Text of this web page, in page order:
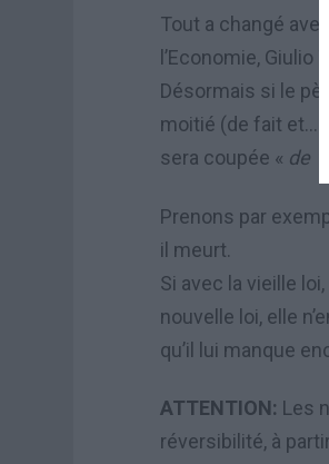
Tout a changé
l’Economie, Giulio
Désormais si le
moitié (de fait et…
sera coupée « de
Prenons par
il meurt.
Si avec la vieille
nouvelle loi, elle
qu’il lui manque
ATTENTION: Les
réversibilité, à